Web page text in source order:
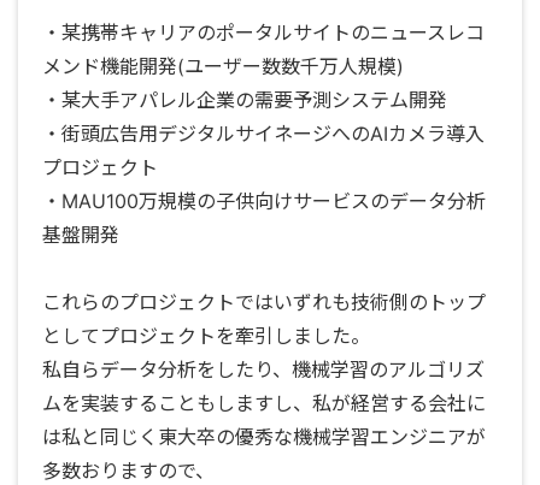
・某携帯キャリアのポータルサイトのニュースレコ
メンド機能開発(ユーザー数数千万人規模)
・某大手アパレル企業の需要予測システム開発
・街頭広告用デジタルサイネージへのAIカメラ導入
プロジェクト
・MAU100万規模の子供向けサービスのデータ分析
基盤開発
これらのプロジェクトではいずれも技術側のトップ
としてプロジェクトを牽引しました。
私自らデータ分析をしたり、機械学習のアルゴリズ
ムを実装することもしますし、私が経営する会社に
は私と同じく東大卒の優秀な機械学習エンジニアが
多数おりますので、